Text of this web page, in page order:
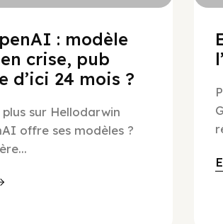
: modèle
crise, pub
d’ici 24 mois ?
sur Hellodarwin
offre ses modèles ?